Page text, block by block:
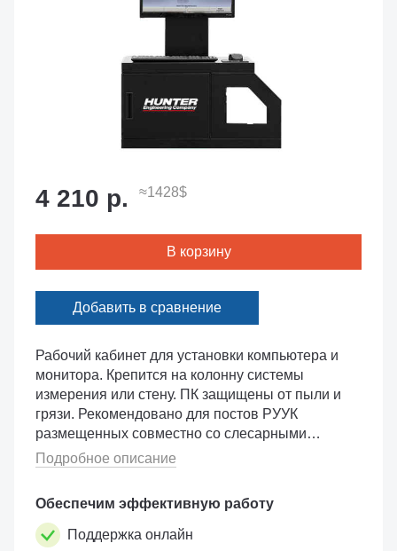
Рабочий кабинет для установки компьютера и
монитора. Крепится на колонну системы
измерения или стену. ПК защищены от пыли и
грязи. Рекомендовано для постов РУУК
размещенных совместно со слесарными
постами. Используется только для стендов с
ПО Proalign 2.0. В комплект не вх...
Подробное описание
Обеспечим эффективную работу
Поддержка онлайн
4 210 р. ≈1428$
В корзину
Добавить в сравнение